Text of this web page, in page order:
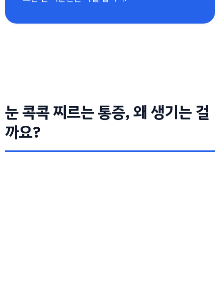
눈 콕콕 찌르는 통증, 왜 생기는 걸
까요?